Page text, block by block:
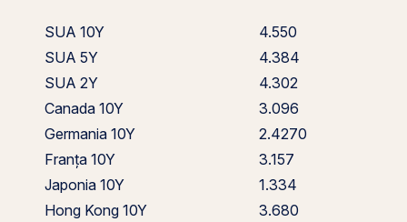
SUA 10Y
4.550
SUA 5Y
4.384
SUA 2Y
4.302
Canada 10Y
3.096
Germania 10Y
2.4270
Franța 10Y
3.157
Japonia 10Y
1.334
Hong Kong 10Y
3.680